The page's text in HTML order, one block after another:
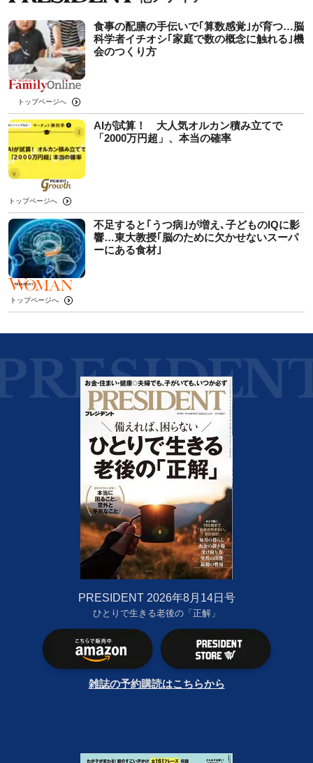
食事の配膳の手伝いで｢算数感覚｣が育つ…脳
科学者イチオシ｢家庭で数の概念に触れる｣機
会のつくり方
トップページへ
AIが試算！ 大人気オルカン積み立てで
「2000万円超」、本当の確率
トップページへ
不足すると｢うつ病｣が増え､子どものIQに影
響…東大教授｢脳のために欠かせないスーパ
ーにある食材｣
トップページへ
PRESIDENT 2026年8月14日号
ひとりで生きる老後の「正解」
雑誌の予約購読はこちらから